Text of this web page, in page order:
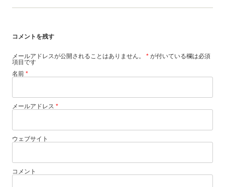
コメントを残す
メールアドレスが公開されることはありません。 * が付いている欄は必須
項目です
名前 *
メールアドレス *
ウェブサイト
コメント